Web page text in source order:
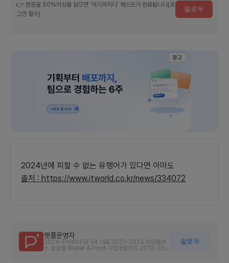
👉 본문을 50%이상을 읽으면 '여기까지다' 퀘스트가 완료됩니다(로
그인 필수)
팔로우
광고
2024년에 피할 수 없는 유행어가 있다면 아마도
출처 : https://www.itworld.co.kr/news/334072
렛플운영자
2024 주식회사 SF34 대표 2021~2024 라인플러
스 글로벌 Wallet & Point 사업개발리드 2019-202
팔로우